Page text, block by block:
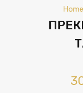
Home